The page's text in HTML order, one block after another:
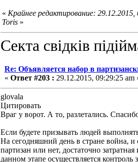
« Крайнее редактирование:
Toris »
Секта свідків
Re: Объявляется набор в
« Ответ #203 : 29.12.2015, 09:29:25 am
glovala
Цитировать
Враг у ворот. А то, разлетались.
Если будете призывать людей
На сегодняшний день в стране война, и
партизан или нет, достаточно
данном этапе осуществляется